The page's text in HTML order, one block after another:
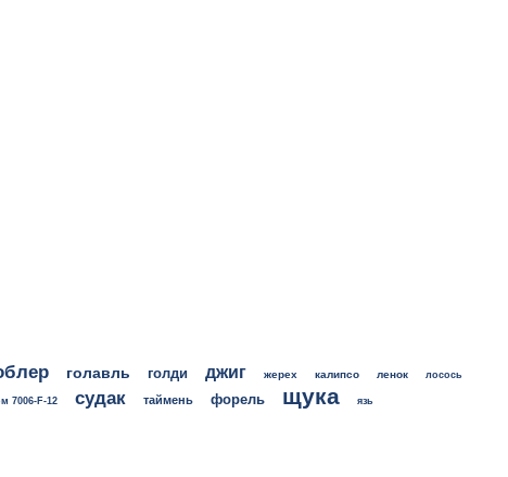
голавль голди джиг жерех калипсо ленок лосось
7006-F-12 судак таймень форель щука язь